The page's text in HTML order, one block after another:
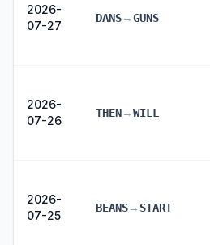
2026-
07-27
DANS→GUNS
2026-
07-26
THEN→WILL
2026-
07-25
BEANS→ START